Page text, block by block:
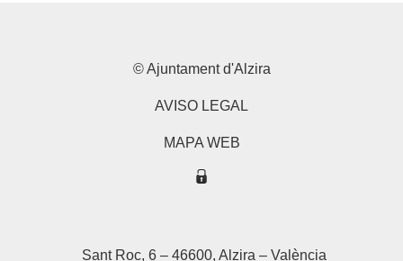
© Ajuntament d'Alzira
AVISO LEGAL
MAPA WEB
Sant Roc, 6 – 46600, Alzira – València